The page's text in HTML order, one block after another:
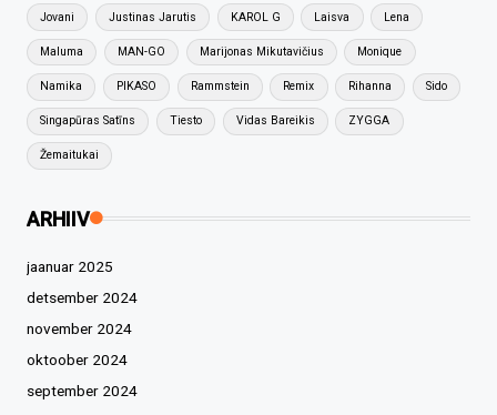
Jovani Justinas Jarutis KAROL G Laisva Lena
Maluma MAN-GO Marijonas Mikutavičius Monique
Namika PIKASO Rammstein Remix Rihanna Sido
Singapūras Satīns Tiesto Vidas Bareikis ZYGGA
Žemaitukai
ARHIIV
jaanuar 2025
detsember 2024
november 2024
oktoober 2024
september 2024